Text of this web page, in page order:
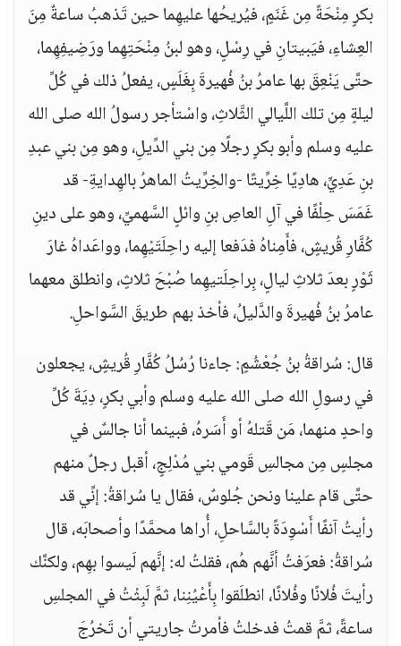
بكرٍ مِنْحَةً مِن غَنَمٍ، فيُريحُها عليهِما حين تَذهبُ ساعةٌ مِنَ
العِشاءِ، فيَبيتانِ في رِسْلٍ، وهو لبنُ مِنْحَتِهِما ورَضِيفِهِما،
حتَّى يَنْعِقَ بها عامرُ بنُ فُهيرةَ بِغَلَسٍ، يفعلُ ذلك في كُلِّ
ليلةٍ مِن تلك اللَّيالي الثَّلاثِ، واسْتأجر رسولُ الله صلى الله
عليه وسلم وأبو بكرٍ رجلًا مِن بني الدِّيلِ، وهو مِن بني عبدِ
بنِ عَدِيٍّ، هادِيًا خِرِّيتًا -والخِرِّيتُ الماهرُ بالهِدايةِ- قد
غَمَسَ حِلْفًا في آلِ العاصِ بنِ وائلٍ السَّهميِّ، وهو على دينِ
كُفَّارِ قُريشٍ، فأَمِناهُ فدَفعا إليه راحِلَتَيْهِما، وواعَداهُ غارَ
ثَوْرٍ بعدَ ثلاثِ ليالٍ، بِراحِلَتيهِما صُبْحَ ثلاثٍ، وانطلق معهما
عامرُ بنُ فُهيرةَ والدَّليلُ، فأخذ بهم طريقَ السَّواحلِ.
قال: سُراقةُ بنُ جُعْشُمٍ: جاءنا رُسُلُ كُفَّارِ قُريشٍ، يجعلون
في رسولِ الله صلى الله عليه وسلم وأبي بكرٍ، دِيَةَ كُلِّ
واحدٍ منهما، مَن قَتلهُ أو أَسَرهُ، فبينما أنا جالسٌ في
مجلسٍ مِن مجالسِ قَومي بني مُدْلِجٍ، أقبل رجلٌ منهم
حتَّى قام علينا ونحن جُلوسٌ، فقال يا سُراقةُ: إنِّي قد
رأيتُ آنفًا أَسْوِدَةً بالسَّاحلِ، أُراها محمَّدًا وأصحابَه، قال
سُراقةُ: فعرَفتُ أنَّهم هُم، فقلتُ له: إنَّهم لَيسوا بهِم، ولكنَّك
رأيتَ فُلانًا وفُلانًا، انطلَقوا بِأَعْيُنِنا، ثمَّ لَبِثْتُ في المجلسِ
ساعةً، ثمَّ قمتُ فدخلتُ فأمرتُ جاريتي أن تَخرُجَ